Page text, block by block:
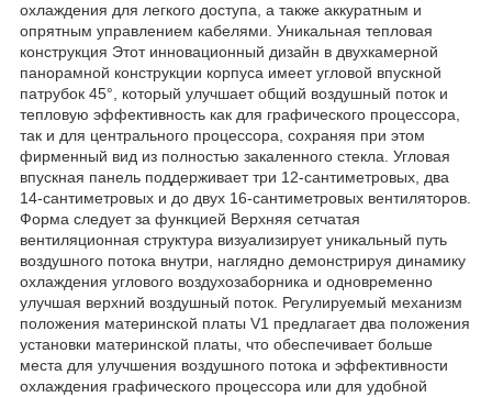
охлаждения для легкого доступа, а также аккуратным и
опрятным управлением кабелями. Уникальная тепловая
конструкция Этот инновационный дизайн в двухкамерной
панорамной конструкции корпуса имеет угловой впускной
патрубок 45°, который улучшает общий воздушный поток и
тепловую эффективность как для графического процессора,
так и для центрального процессора, сохраняя при этом
фирменный вид из полностью закаленного стекла. Угловая
впускная панель поддерживает три 12-сантиметровых, два
14-сантиметровых и до двух 16-сантиметровых вентиляторов.
Форма следует за функцией Верхняя сетчатая
вентиляционная структура визуализирует уникальный путь
воздушного потока внутри, наглядно демонстрируя динамику
охлаждения углового воздухозаборника и одновременно
улучшая верхний воздушный поток. Регулируемый механизм
положения материнской платы V1 предлагает два положения
установки материнской платы, что обеспечивает больше
места для улучшения воздушного потока и эффективности
охлаждения графического процессора или для удобной